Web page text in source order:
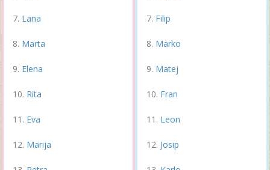
Lana
Marta
Elena
Rita
Eva
Marija
Filip
Marko
Matej
Fran
Leon
Josip